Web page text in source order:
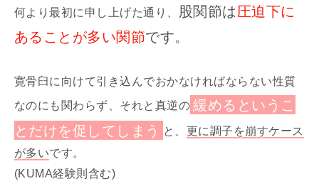
何より最初に申し上げた通り、 股関節は圧迫下に
あることが多い関節です。
寛骨臼に向けて引き込んでおかなければならない性質
なのにも関わらず、それと真逆の 緩めるというこ
とだけを促してしまう
と、 更に調子を崩すケース
が多いです。
(KUMA経験則含む)